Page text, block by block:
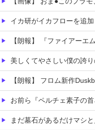
イカ研がイカフローを追
【朗報】 『ファイアーエムブレム
美しくてやさしい僕の誇
【朗報】 フロム新作
お前ら『ペルチェ素子の
まだ墓石があるだけマシ